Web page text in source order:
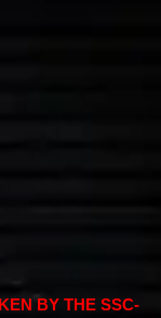
BY THE SSC-